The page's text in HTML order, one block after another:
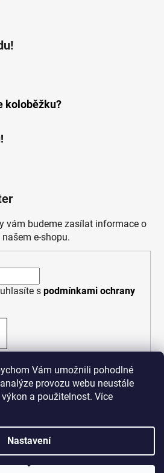
Vám umožnili pohodlné
provozu webu neustále
a použitelnost. Více
Nastavení
koloběžku?
vám budeme zasílat informace o
e-shopu.
s podmínkami ochrany
Vytvořil Shoptet